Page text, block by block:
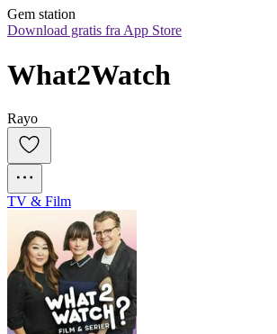
Gem station
Download gratis fra App Store
What2Watch
Rayo
TV & Film